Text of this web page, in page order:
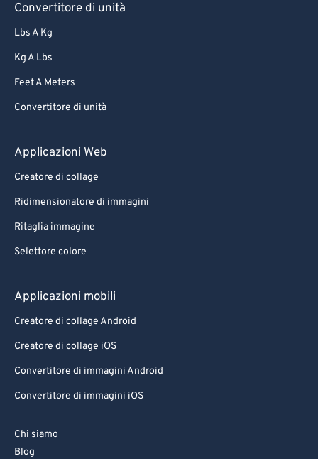
Convertitore di unità
Lbs A Kg
Kg A Lbs
Feet A Meters
Convertitore di unità
Applicazioni Web
Creatore di collage
Ridimensionatore di immagini
Ritaglia immagine
Selettore colore
Applicazioni mobili
Creatore di collage Android
Creatore di collage iOS
Convertitore di immagini Android
Convertitore di immagini iOS
Chi siamo
Blog